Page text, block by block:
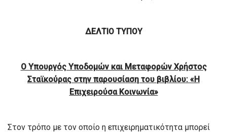
ΔΕΛΤΙΟ ΤΥΠΟΥ
Ο Υπουργός Υποδομών και Μεταφορών Χρήστος
Σταϊκούρας στην παρουσίαση του βιβλίου: «Η
Επιχειρούσα Κοινωνία»
Στον τρόπο με τον οποίο η επιχειρηματικότητα μπορεί